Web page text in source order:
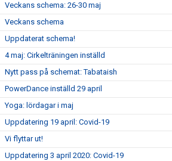
Veckans schema: 26-30 maj
Veckans schema
Uppdaterat schema!
4 maj: Cirkelträningen inställd
Nytt pass på schemat: Tabataish
PowerDance inställd 29 april
Yoga: lördagar i maj
Uppdatering 19 april: Covid-19
Vi flyttar ut!
Uppdatering 3 april 2020: Covid-19